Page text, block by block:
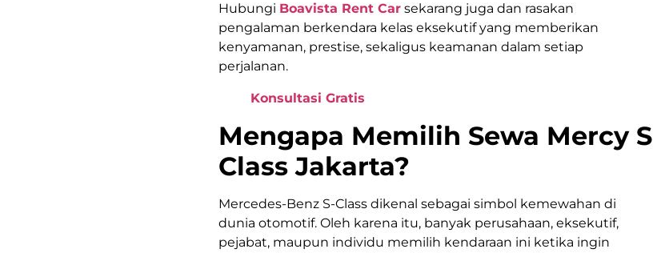
Hubungi Boavista Rent Car sekarang juga dan rasakan
pengalaman berkendara kelas eksekutif yang memberikan
kenyamanan, prestise, sekaligus keamanan dalam setiap
perjalanan.
Konsultasi Gratis
Mengapa Memilih Sewa Mercy S
Class Jakarta?
Mercedes-Benz S-Class dikenal sebagai simbol kemewahan di
dunia otomotif. Oleh karena itu, banyak perusahaan, eksekutif,
pejabat, maupun individu memilih kendaraan ini ketika ingin